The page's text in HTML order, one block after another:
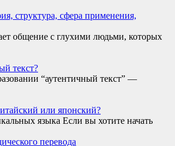
структура, сфера применения,
общение с глухими людьми, которых
текст?
“аутентичный текст” —
или японский?
языка Если вы хотите начать